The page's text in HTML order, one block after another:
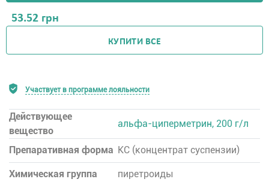
53.52 грн
КУПИТИ ВСЕ
Участвует в программе лояльности
Действующее
вещество
альфа-циперметрин, 200 г/л
Препаративная форма КC (концентрат суспензии)
Химическая группа пиретроиды